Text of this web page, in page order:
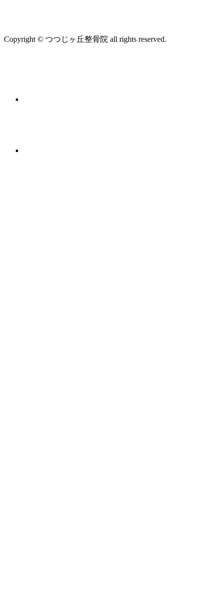
Copyright © つつじヶ丘整骨院 all rights reserved.